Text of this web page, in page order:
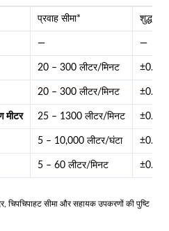
प्रवाह सीमा* शुद्धता
— —
20 – 300 लीटर/मिनट ±0.5%
20 – 300 लीटर/मिनट ±0.5%
मीटर 25 – 1300 लीटर/मिनट ±0.2%
5 – 10,000 लीटर/घंटा
5 – 60 लीटर/मिनट ±0.2%
चिपचिपाहट सीमा और सहायक उपकरणों की पुष्टि